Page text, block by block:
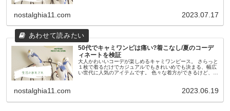
nostalghia11.com 2023.07.17
50代でキャミワンピは痛い?着こなし/夏のコーデ
ィネートを検証
大人かわいいコーデが楽しめるキャミワンピース。 さらっと
１枚で着るだけでカジュアルでもきれいめでも決まる、幅広
い世代に人気のアイテムです。 色々な着方ができるけど、可
nostalghia11.com 2023.06.19